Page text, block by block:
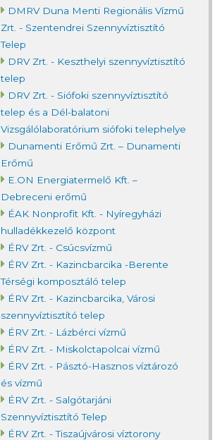
DMRV Duna Menti Regionális Vízmű
Zrt. - Szentendrei Szennyvíztisztító
Telep
DRV Zrt. - Keszthelyi szennyvíztisztító
telep
DRV Zrt. - Siófoki szennyvíztisztító
telep és a Dél-balatoni
Vizsgálólaboratórium siófoki telephelye
Dunamenti Erőmű Zrt. – Dunamenti
Erőmű
E.ON Energiatermelő Kft. –
Debreceni erőmű
ÉAK Nonprofit Kft. - Nyíregyházi
hulladékkezelő központ
ÉRV Zrt. - Csúcsvízmű
ÉRV Zrt. - Kazincbarcika -Berente
Térségi komposztáló telep
ÉRV Zrt. - Kazincbarcika, Városi
szennyvíztisztító telep
ÉRV Zrt. - Lázbérci vízmű
ÉRV Zrt. - Miskolctapolcai vízmű
ÉRV Zrt. - Pásztó-Hasznos víztározó
és vízmű
ÉRV Zrt. - Salgótarjáni
Szennyvíztisztító Telep
ÉRV Zrt. - Tiszaújvárosi víztorony